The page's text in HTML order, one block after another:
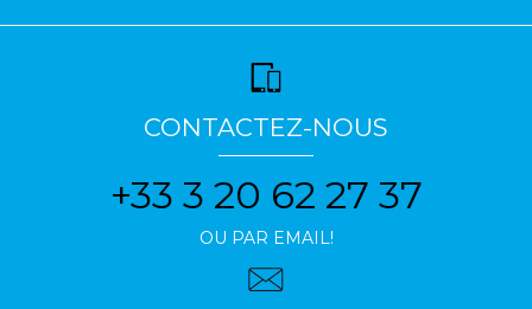
CONTACTEZ-NOUS
+33 3 20 62 27 37
OU PAR EMAIL!